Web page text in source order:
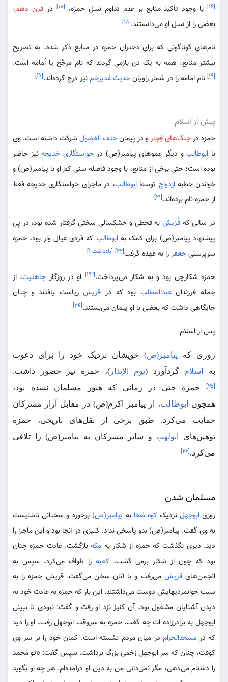
[۱۶] با وجود تأکید منابع بر عدم تداوم نسل حمزه، [۱۷] درقرن دهم،
بعضی را از نسل او می‌دانستند.[۱۸]
نام‌های گوناگونی که برای دختران حمزه در منابع ذکر شده، به تصریح
بیشتر منابع، همه به یک تن بازمی گردند که نام مرجَّح یا اُمامه است.
[۱۹] نام امامه را در شمار راویانحدیث غدیرخمنیز درج کرده‌اند.[۲۰]
پیش از اسلام
حمزه درجنگ‌های فِجارو در پیمانحلف الفضول شرکت داشته است. وی
با ابوطالبو دیگر عموهای پیامبر(ص) در خواستگاری خدیجهنیز حاضر
بوده است؛ حتی برخی از منابع، با وجود فاصله سنی کم او با پیامبر(ص) و
خواندن خطبهازدواج توسط ابوطالب، در ماجرای خواستگاری خدیجه فقط
از حمزه نام برده‌اند.[۲۱]
در سالی کهقُرَیش به قحطی و خشکسالی سختی گرفتار شده بود، در پی
پیشنهاد پیامبر(ص) برای کمک بهابوطالب که فردی عیال وار بود، حمزه
سرپرستیجعفررا به عهده گرفت[۲۲] [یادداشت ۱]
حمزه شکارچی بود و به شکار می‌پرداخت.[۲۳] او در روزگار جاهلیت، از
جمله فرزندانعبدالمطلب بود که در قریشریاست یافتند و چنان
جایگاهی داشت که بعضی با او پیمان می‌بستند.[۲۴]
پس از اسلام
روزی که پیامبر(ص) خویشان نزدیک خود را برای دعوت
به
اسلام گردآورد (یوم الإنذار)، حمزه نیز حضور داشت.
[۲۵]
حمزه حتی در زمانی که هنوز مسلمان نشده بود،
همچون
ابوطالب، از پیامبر اکرم(ص) در مقابل آزار مشرکان
حمایت می‌کرد. طبق برخی از نقل‌های تاریخی، حمزه
توهین‌های
ابولهب و سایر مشرکان به پیامبر(ص) را تلافی
می‌کرد.[۲۶]
مسلمان شدن
روزیابوجهل نزدیک کوه صَفا به پیامبر(ص) برخورد و سخنانی ناشایست
به وی گفت. پیامبر(ص) بدو پاسخی نداد. کنیزی در آنجا بود و این ماجرا را
دید. دیری نگذشت که حمزه از شکار به مکهبازگشت. عادت حمزه چنان
بود که چون از شکار برمی گشت، کعبه را طواف می‌کرد، سپس به
انجمن‌هایقریش می‌رفت و با آنان سخن می‌گفت. قریش حمزه را به
سبب جوانمردی‎هایش دوست می‌داشتند. این بار که حمزه به عادت خود به
دیدن آشنایان مشغول بود، آن کنیز نزد او رفت و گفت: نبودی تا ببینی
ابوجهل به برادرزاده‎ ات چه گفت. حمزه به سروقت ابوجهل رفت، او را دید
که در مسجدالحرامدر میان مردم نشسته است. کمان خود را بر سر وی
کوفت، چنان که سر ابوجهل زخمی بزرگ برداشت. سپس گفت: «‌تو محمد
را دشنام می‌دهی، مگر نمی‌دانی من به دین او درآمده‌ام. هر چه او بگوید